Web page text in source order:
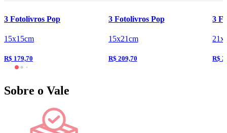
3 Fotolivros Pop
15x15cm
R$ 179,70
3 Fotolivros Pop
15x21cm
R$ 209,70
3
R$
Sobre o Vale